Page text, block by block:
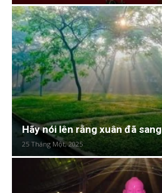
Hãy nói lên rằng xuân đã sang
25 Tháng Một, 2025